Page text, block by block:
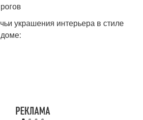
украшения интерьера в стиле